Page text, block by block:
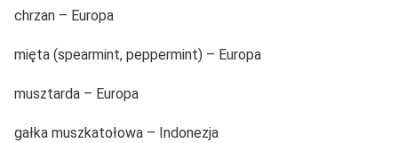
chrzan – Europa
mięta (spearmint, peppermint) – Europa
musztarda – Europa
gałka muszkatołowa – Indonezja